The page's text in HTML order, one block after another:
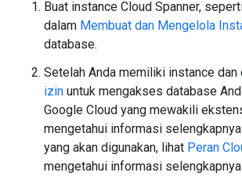
Buat instance Cloud Spanner,
dalam Membuat dan Mengelola
database.
Setelah Anda memiliki instance dan
izin untuk mengakses database
Google Cloud yang mewakili
mengetahui informasi
yang akan digunakan, lihat Peran
mengetahui informasi